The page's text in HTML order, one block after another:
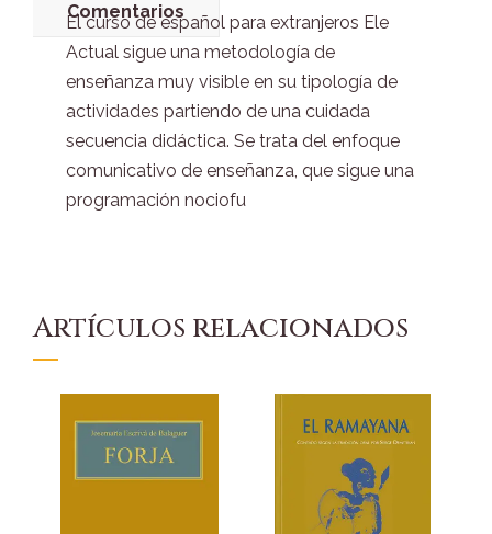
Comentarios
El curso de español para extranjeros Ele
Actual sigue una metodología de
enseñanza muy visible en su tipología de
actividades partiendo de una cuidada
secuencia didáctica. Se trata del enfoque
comunicativo de enseñanza, que sigue una
programación nociofu
Artículos relacionados